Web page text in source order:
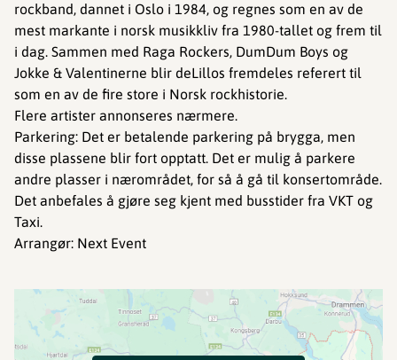
rockband, dannet i Oslo i 1984, og regnes som en av de
mest markante i norsk musikkliv fra 1980-tallet og frem til
i dag. Sammen med Raga Rockers, DumDum Boys og
Jokke & Valentinerne blir deLillos fremdeles referert til
som en av de fire store i Norsk rockhistorie.
Flere artister annonseres nærmere.
Parkering: Det er betalende parkering på brygga, men
disse plassene blir fort opptatt. Det er mulig å parkere
andre plasser i nærområdet, for så å gå til konsertområde.
Det anbefales å gjøre seg kjent med busstider fra VKT og
Taxi.
Arrangør: Next Event